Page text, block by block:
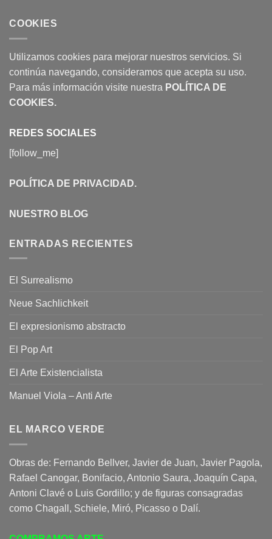
COOKIES
Utilizamos cookies para mejorar nuestros servicios. Si
continúa navegando, consideramos que acepta su uso.
Para más información visite nuestra POLÍTICA DE
COOKIES.
REDES SOCIALES
[follow_me]
POLÍTICA DE PRIVACIDAD.
NUESTRO BLOG
ENTRADAS RECIENTES
El Surrealismo
Neue Sachlichkeit
El expresionismo abstracto
El Pop Art
El Arte Existencialista
Manuel Viola – Anti Arte
EL MARCO VERDE
Obras de: Fernando Bellver, Javier de Juan, Javier Pagola,
Rafael Canogar, Bonifacio, Antonio Saura, Joaquín Capa,
Antoni Clavé o Luis Gordillo; y de figuras consagradas
como Chagall, Schiele, Miró, Picasso o Dalí.